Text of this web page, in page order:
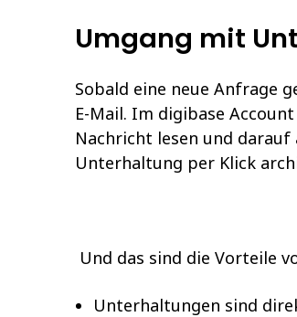
Umgang mit
Sobald eine neue Anfrage
E-Mail. Im digibase
Nachricht lesen und
Unterhaltung per Klick
Und das sind die Vorteile
Unterhaltungen sind